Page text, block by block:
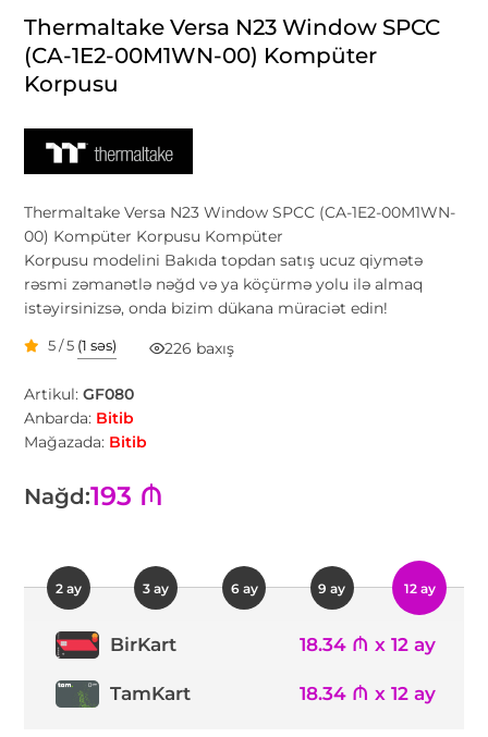
Thermaltake Versa N23 Window SPCC
(CA-1E2-00M1WN-00) Kompüter
Korpusu
Thermaltake Versa N23 Window SPCC (CA-1E2-00M1WN-
00) Kompüter Korpusu Kompüter
Korpusu modelini Bakıda topdan satış ucuz qiymətə
rəsmi zəmanətlə nəğd və ya köçürmə yolu ilə almaq
istəyirsinizsə, onda bizim dükana müraciət edin!
5 / 5 (1 səs) 226 baxış
Artikul:GF080
Anbarda: Bitib
Mağazada: Bitib
Nağd:193 ₼
2 ay 3 ay 6 ay 9 ay 12 ay
BirKart 18.34 ₼ x 12 ay
TamKart 18.34 ₼ x 12 ay